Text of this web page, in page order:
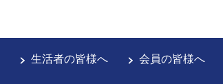
生活者の皆様へ 会員の皆様へ